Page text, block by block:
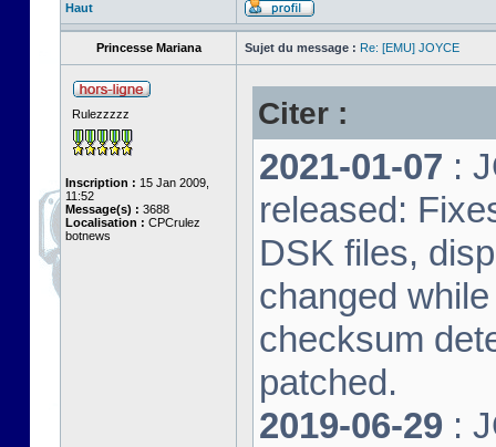
Haut
Princesse Mariana Sujet du message : Re: [EMU] JOYCE
Rulezzzzz
Inscription : 15 Jan 2009,
11:52
Message(s) : 3688
Localisation : CPCrulez
botnews
Citer :
2021-01-07 :
released:
DSK files,
changed
checksum
patched.
2019-06-29 :